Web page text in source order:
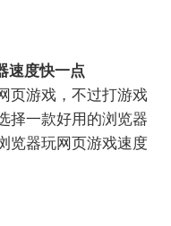
速度快一点
游戏，不过打游戏
择一款好用的浏览器
览器玩网页游戏速度